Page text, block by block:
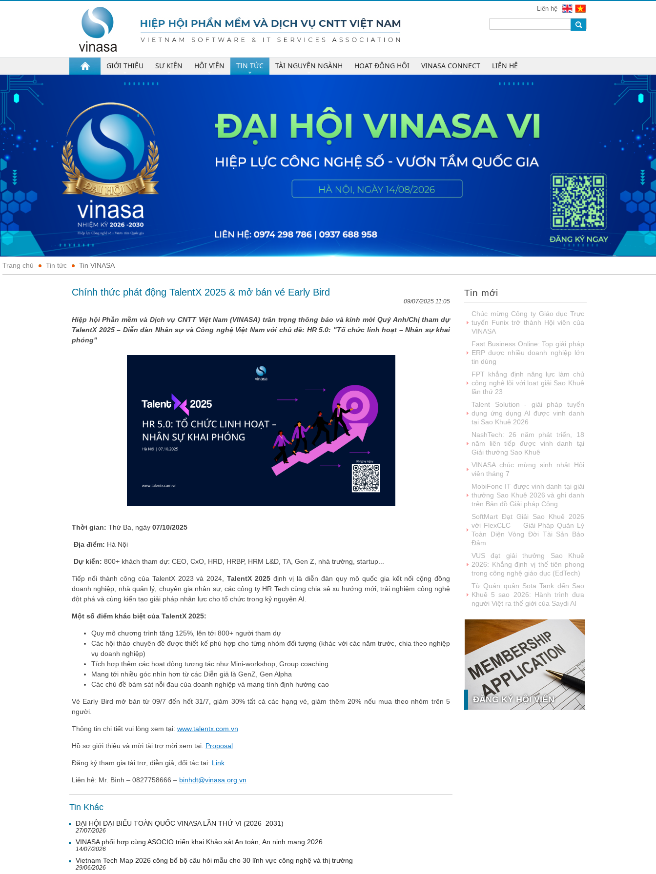
Liên hệ
GIỚI THIỆU SỰ KIỆN HỘI VIÊN TIN TỨC TÀI NGUYÊN NGÀNH HOẠT ĐỘNG HỘI VINASA CONNECT LIÊN HỆ
Trang chủ Tin tức Tin VINASA
Chính thức phát động TalentX 2025 & mở bán vé Early Bird
09/07/2025 11:05
Hiệp hội Phần mềm và Dịch vụ CNTT Việt Nam (VINASA) trân trọng thông báo và kính mời Quý Anh/Chị tham dự
TalentX 2025 – Diễn đàn Nhân sự và Công nghệ Việt Nam với chủ đề: HR 5.0: "Tổ chức linh hoạt – Nhân sự khai
phóng"
Thời gian: Thứ Ba, ngày 07/10/2025
Địa điểm: Hà Nội
Dự kiến: 800+ khách tham dự: CEO, CxO, HRD, HRBP, HRM L&D, TA, Gen Z, nhà trường, startup...
Tiếp nối thành công của TalentX 2023 và 2024, TalentX 2025định vị là diễn đàn quy mô quốc gia kết nối cộng đồng
doanh nghiệp, nhà quản lý, chuyên gia nhân sự, các công ty HR Tech cùng chia sẻ xu hướng mới, trải nghiệm công nghệ
đột phá và cùng kiến tạo giải pháp nhân lực cho tổ chức trong kỷ nguyên AI.
Một số điểm khác biệt của TalentX 2025:
Quy mô chương trình tăng 125%, lên tới 800+ người tham dự
Các hội thảo chuyên đề được thiết kế phù hợp cho từng nhóm đối tượng (khác với các năm trước, chia theo nghiệp
vụ doanh nghiệp)
Tích hợp thêm các hoạt động tương tác như Mini-workshop, Group coaching
Mang tới nhiều góc nhìn hơn từ các Diễn giả là GenZ, Gen Alpha
Các chủ đề bám sát nỗi đau của doanh nghiệp và mang tính định hướng cao
Vé Early Bird mở bán từ 09/7 đến hết 31/7, giảm 30% tất cả các hạng vé, giảm thêm 20% nếu mua theo nhóm trên 5
người.
Thông tin chi tiết vui lòng xem tại: www.talentx.com.vn
Hồ sơ giới thiệu và mời tài trợ mời xem tại: Proposal
Đăng ký tham gia tài trợ, diễn giả, đối tác tại: Link
Liên hệ: Mr. Bình – 0827758666 – binhdt@vinasa.org.vn
Tin Khác
ĐẠI HỘI ĐẠI BIỂU TOÀN QUỐC VINASA LẦN THỨ VI (2026–2031)
27/07/2026
VINASA phối hợp cùng ASOCIO triển khai Khảo sát An toàn, An ninh mạng 2026
14/07/2026
Vietnam Tech Map 2026 công bố bộ câu hỏi mẫu cho 30 lĩnh vực công nghệ và thị trường
29/06/2026
Tin mới
Chúc mừng Công ty CP Công nghệ
W.H.Y Soft trở thành Hội viên của
số DR trở thành Hội viên của
VINASA
Chúc mừng Công ty TNHH DTH
Tài chính VNFITE trở thành Hội viên
của VINASA
vRace lần đầu nhận giải Sao Khuê
Cleeksy DOP: Đồng hành xây dựng
nền tảng vận hành số linh hoạt cho
AIQuinta được vinh danh tại Giải
thưởng Sao Khuê 2026 và Bản đồ
Giải pháp Công nghệ số Việt Nam
DOOH thế hệ mới: Khi quảng cáo
ngoài trời bước vào kỷ nguyên dữ
liệu
FPT Play chiếu trọn vẹn 3 giải bóng
đá ‘hot’ nhất mùa hè 2026
Chúc mừng Công ty Giáo dục Trực
tuyến Funix trở thành Hội viên của
VINASA
Fast Business Online: Top giải pháp
ERP được nhiều doanh nghiệp lớn
tin dùng
FPT khẳng định năng lực làm chủ
công nghệ lõi với loạt giải Sao Khuê
lần thứ 23
Talent Solution - giải pháp tuyển
dụng ứng dụng AI được vinh danh
tại Sao Khuê 2026
NashTech: 26 năm phát triển, 18
năm liên tiếp được vinh danh tại
Giải thưởng Sao Khuê
VINASA chúc mừng sinh nhật Hội
viên tháng 7
MobiFone IT được vinh danh tại giải
thưởng Sao Khuê 2026 và ghi danh
trên Bản đồ Giải pháp Công...
SoftMart Đạt Giải Sao Khuê 2026
với FlexCLC — Giải Pháp Quản Lý
Toàn Diện Vòng Đời Tài Sản Bảo
Đảm
VUS đạt giải thưởng Sao Khuê
2026: Khẳng định vị thế tiên phong
trong công nghệ giáo dục (EdTech)
Từ Quán quân Sota Tank đến Sao
Khuê 5 sao 2026: Hành trình đưa
người Việt ra thế giới của Saydi AI
nghiệp: NoteX và hành trình chinh
phục Giải thưởng Sao Khuê 2026
Vietnam Tech Map 2026 công bố bộ
câu hỏi mẫu cho 30 lĩnh vực công
nghệ và thị trường
Giải pháp PGx của GeneStory: Lời
giải cho bài toán tự chủ công nghệ y
tế số tại Sao Khuê 2026
Ứng dụng nhận diện cuộc gọi
ĐĂNG KÝ HỘI VIÊN